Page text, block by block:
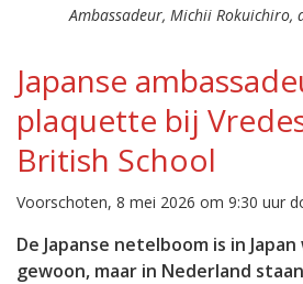
Ambassadeur, Michii Rokuichiro,
Japanse
plaquette bij
British School
Voorschoten, 8 mei 2026 om 9:30 uur
De Japanse netelboom is in
gewoon, maar in Nederland